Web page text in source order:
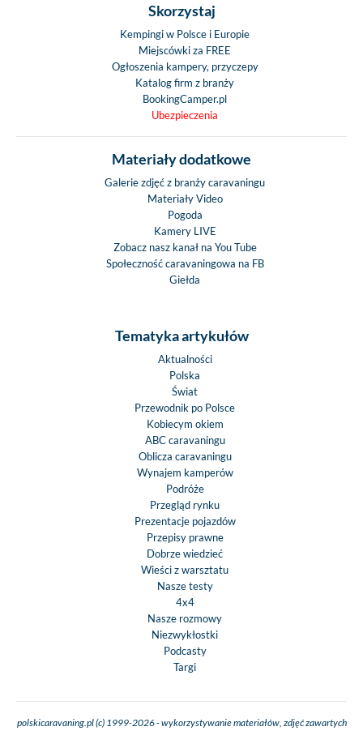
Skorzystaj
Kempingi w Polsce i Europie
Miejscówki za FREE
Ogłoszenia kampery, przyczepy
Katalog firm z branży
BookingCamper.pl
Ubezpieczenia
Materiały dodatkowe
Galerie zdjęć z branży caravaningu
Materiały Video
Pogoda
Kamery LIVE
Zobacz nasz kanał na You Tube
Społeczność caravaningowa na FB
Giełda
Tematyka artykułów
Aktualności
Polska
Świat
Przewodnik po Polsce
Kobiecym okiem
ABC caravaningu
Oblicza caravaningu
Wynajem kamperów
Podróże
Przegląd rynku
Prezentacje pojazdów
Przepisy prawne
Dobrze wiedzieć
Wieści z warsztatu
Nasze testy
4x4
Nasze rozmowy
Niezwykłostki
Podcasty
Targi
polskicaravaning.pl (c) 1999-2026 - wykorzystywanie materiałów, zdjęć zawartych